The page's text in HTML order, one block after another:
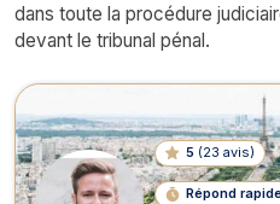
dans toute la procédure
devant le tribunal pénal.
Avocats en Droit
5 (23 avis)
Répond